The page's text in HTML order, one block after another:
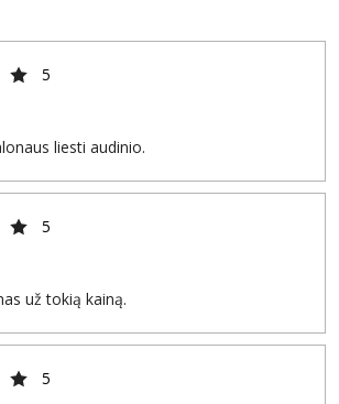
5
liesti audinio.
5
už tokią kainą.
5